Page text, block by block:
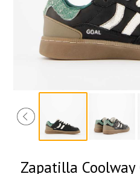
Zapatilla Coolway